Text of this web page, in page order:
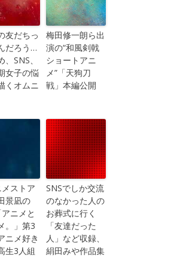
友だちっ
だろう…
、SNS、
女子の悩
くオムニ
梅田修一朗ら出
演の“和風剣戟
ショートアニ
メ”「天狗刀
戦」本編公開
ストア
景凪の
ニメと
。」第3
ニメ好き
生3人組
SNSでしか交流
のなかった人の
お葬式に行く
「友達だった
人」など収録、
絹田みや作品集